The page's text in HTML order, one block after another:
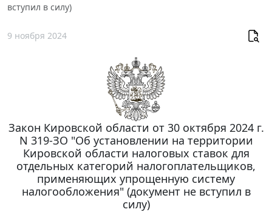
вступил в силу)
9 ноября 2024
Закон Кировской области от 30 октября 2024 г.
N 319-ЗО "Об установлении на территории
Кировской области налоговых ставок для
отдельных категорий налогоплательщиков,
применяющих упрощенную систему
налогообложения" (документ не вступил в
силу)